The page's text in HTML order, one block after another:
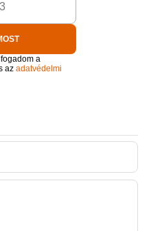
a
azadatvédelmi